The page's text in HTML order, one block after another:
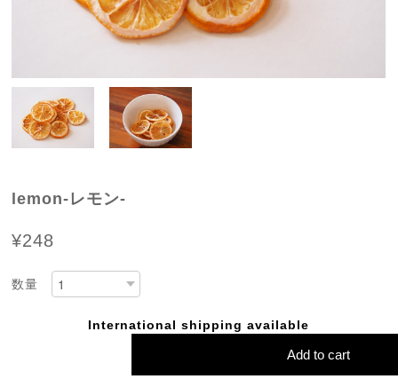
lemon-レモン-
¥248
数量
International shipping available
Add to cart